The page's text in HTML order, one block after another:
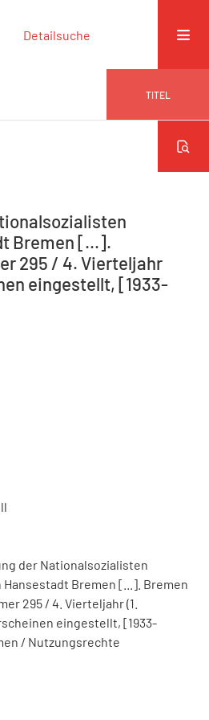
Detailsuche
TITEL
Bremen [...].
295 / 4. Vierteljahr
eingestellt, [1933-
der Nationalsozialisten
Bremen [...]. Bremen
295 / 4. Vierteljahr (1.
eingestellt, [1933-
/ Nutzungsrechte